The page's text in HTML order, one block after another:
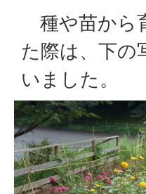
種や苗から
た際は、下の
いました。